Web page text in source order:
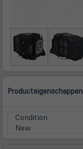
Producteigenschappen
Condition
New